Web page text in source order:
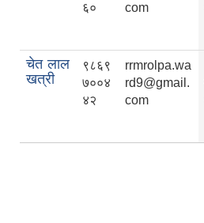
६०
com
चेत लाल
खत्री
९८६९
७००४
४२
rrmrolpa.wa
rd9@gmail.
com